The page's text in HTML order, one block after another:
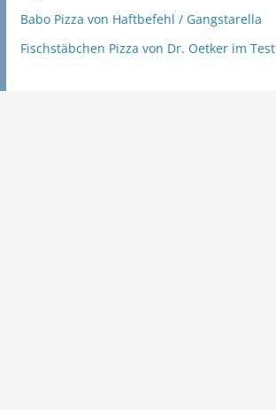
Babo Pizza von Haftbefehl / Gangstarella
Fischstäbchen Pizza von Dr. Oetker im Test